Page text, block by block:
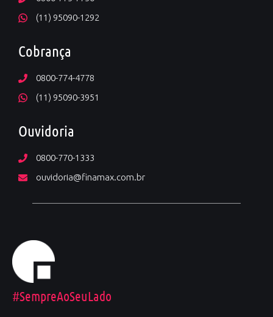
(11) 95090-1292
Cobrança
0800-774-4778
(11) 95090-3951
Ouvidoria
0800-770-1333
ouvidoria@finamax.com.br
#SempreAoSeuLado